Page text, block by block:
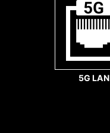
5G LAN
32
Gb/s